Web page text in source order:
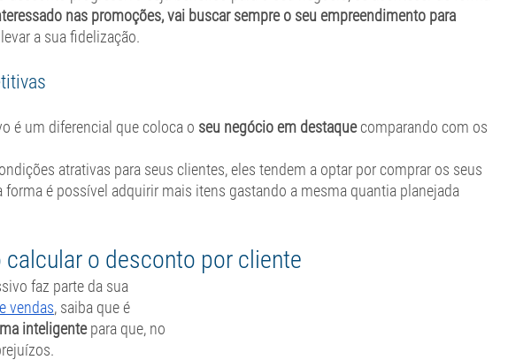
nas promoções, vai buscar sempre o seu empreendimento para
a sua fidelização.
é um diferencial que coloca o seu negócio em destaque comparando com os
atrativas para seus clientes, eles tendem a optar por comprar os seus
forma é possível adquirir mais itens gastando a mesma quantia planejada
calcular o desconto por cliente
faz parte da sua
vendas, saiba que é
inteligente para que, no